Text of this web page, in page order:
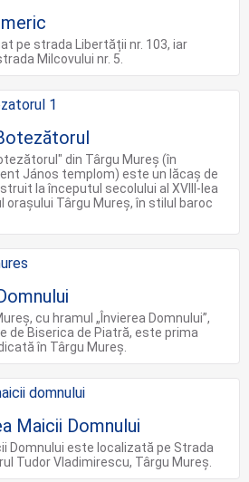
pe strada Libertății nr. 103, iar
Milcovului nr. 5.
din Târgu Mureș (în
János templom) este un lăcaș de
la începutul secolului al XVIII-lea
Târgu Mureș, în stilul baroc
cu hramul „Învierea Domnului”,
de Biserica de Piatră, este prima
în Târgu Mureș.
Maicii Domnului
Domnului este localizată pe Strada
Tudor Vladimirescu, Târgu Mureş.